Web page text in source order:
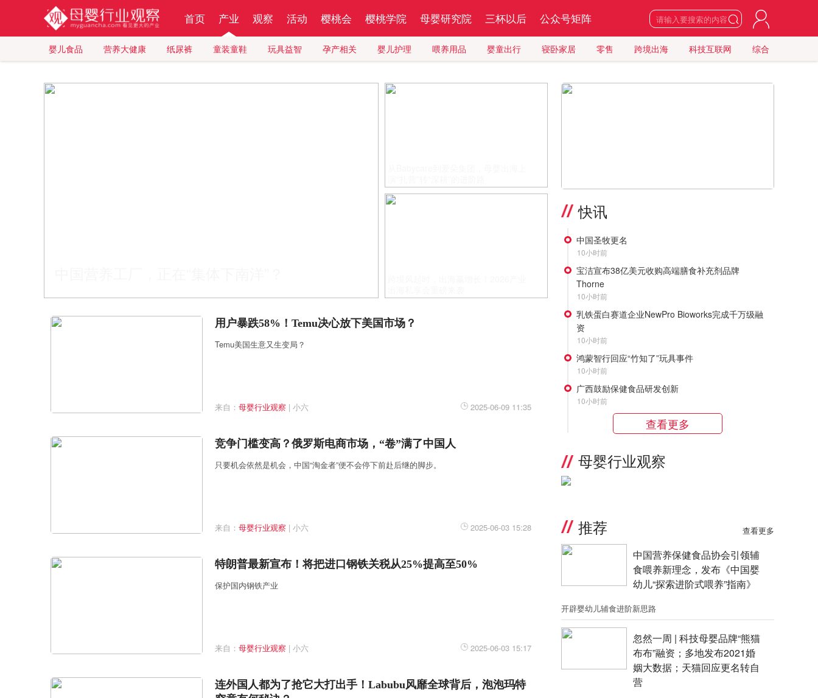
首页 产业 观察 活动 樱桃会 樱桃学院 母婴研究院 三杯以后 公众号矩阵 
婴儿食品 营养大健康 纸尿裤 童装童鞋 玩具益智 孕产相关 婴儿护理 喂养用品 婴童出行 寝卧家居 零售 跨境出海 科技互联网 综合
快讯
中国圣牧更名
10小时前
宝洁宣布38亿美元收购高端膳食补充剂品牌
Thorne
10小时前
乳铁蛋白赛道企业NewPro Bioworks完成千万级融
资
10小时前
鸿蒙智行回应“竹知了”玩具事件
10小时前
广西鼓励保健食品研发创新
10小时前
查看更多
母婴行业观察
推荐 查看更多
中国营养保健食品协会引领辅
食喂养新理念，发布《中国婴
幼儿“探索进阶式喂养”指南》
开辟婴幼儿辅食进阶新思路
忽然一周 |​​ 科技母婴品牌“熊猫
布布”融资；​多地发布2021婚
姻大数据；天猫回应更名转自
营
用户暴跌58%！Temu决心放下美国市场？
Temu美国生意又生变局？
来自： 母婴行业观察 | 小六 2025-06-09 11:35
竞争门槛变高？俄罗斯电商市场，“卷”满了中国人
只要机会依然是机会，中国“淘金者”便不会停下前赴后继的脚步。
来自： 母婴行业观察 | 小六 2025-06-03 15:28
特朗普最新宣布！将把进口钢铁关税从25%提高至50%
保护国内钢铁产业
来自： 母婴行业观察 | 小六 2025-06-03 15:17
连外国人都为了抢它大打出手！Labubu风靡全球背后，泡泡玛特